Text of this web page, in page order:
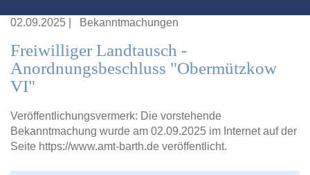
02.09.2025 Bekanntmachungen
Freiwilliger Landtausch -
Anordnungsbeschluss "Obermützkow
VI"
Veröffentlichungsvermerk: Die vorstehende
Bekanntmachung wurde am 02.09.2025 im Internet auf der
Seite https://www.amt-barth.de veröffentlicht.